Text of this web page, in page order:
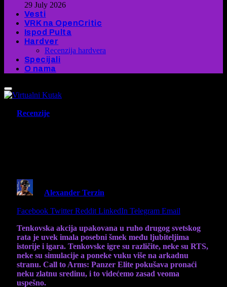
29 July 2026
Vesti
VRK na OpenCritic
Ispod Pulta
Hardver
Recenzija hardvera
Specijali
O nama
Recenzije
Alexander Terzin
Facebook Twitter Reddit LinkedIn Telegram Email
Tenkovska akcija upakovana u ruho drugog svetskog
rata je uvek imala posebni šmek među ljubiteljima
istorije i igara. Tenkovske igre su različite, neke su RTS,
neke su simulacije a poneke vuku više na arkadnu
stranu. Call to Arms: Panzer Elite pokušava pronaći
neku zlatnu sredinu, i to videćemo zasad veoma
uspešno.